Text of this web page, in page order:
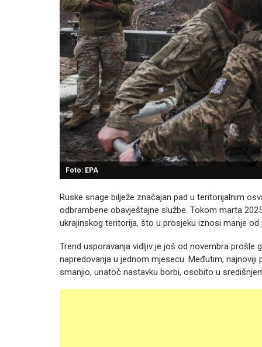
Foto: EPA
Ruske snage bilježe značajan pad u teritorijalnim
odbrambene obavještajne službe. Tokom marta
ukrajinskog teritorija, što u prosjeku iznosi manje
Trend usporavanja vidljiv je još od novembra prošle
napredovanja u jednom mjesecu. Međutim,
smanjio, unatoč nastavku borbi, osobito u